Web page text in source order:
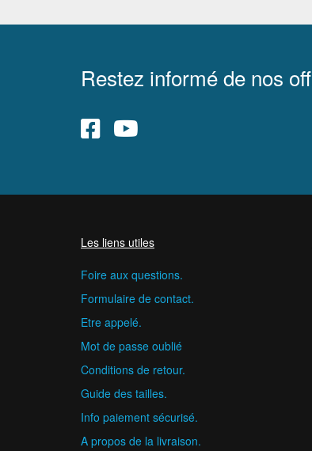
Restez informé de nos
Les liens utiles
Foire aux questions.
Formulaire de contact.
Etre appelé.
Mot de passe oublié
Conditions de retour.
Guide des tailles.
Info paiement sécurisé.
A propos de la livraison.